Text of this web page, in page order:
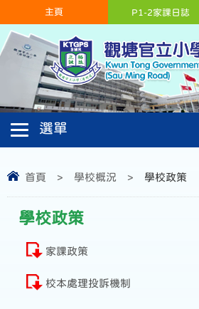
主頁 P1-2家課日誌
首頁 > 學校概況 > 學校政策
學校政策
家課政策
校本處理投訴機制